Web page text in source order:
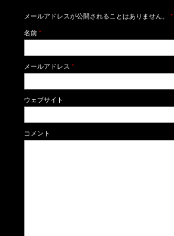
メールアドレスが公開されることはありません。 *
名前*
メールアドレス *
ウェブサイト
コメント